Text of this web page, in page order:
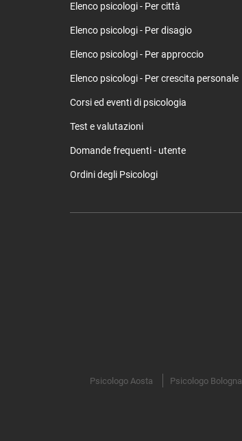
Elenco psicologi - Per città
Elenco psicologi - Per disagio
Elenco psicologi - Per approccio
Elenco psicologi - Per crescita personale
Corsi ed eventi di psicologia
Test e valutazioni
Domande frequenti - utente
Ordini degli Psicologi
Psicologo Aosta Psicologo Bologna